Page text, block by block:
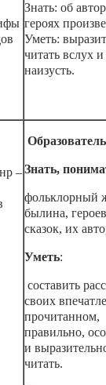
Знать: об
героях
Уметь:
читать вслух и
наизусть.
–Знать,
фольклорный
былина, героев
сказок, их
Уметь:
составить
своих
прочитанном,
правильно,
и
читать.